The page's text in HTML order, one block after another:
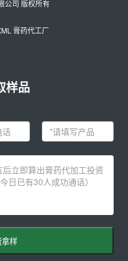
公司 版权所有
膏药代工厂
样品
拿样